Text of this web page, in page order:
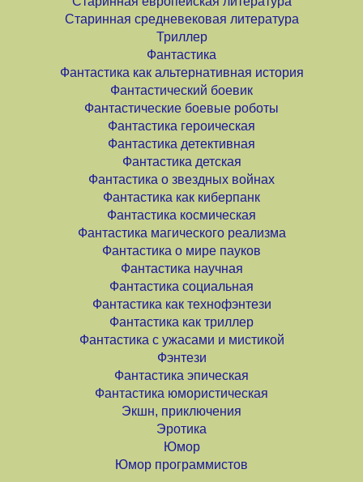
Старинная средневековая литература
Триллер
Фантастика
Фантастика как альтернативная история
Фантастический боевик
Фантастические боевые роботы
Фантастика героическая
Фантастика детективная
Фантастика детская
Фантастика о звездных войнах
Фантастика как киберпанк
Фантастика космическая
Фантастика магического реализма
Фантастика о мире пауков
Фантастика научная
Фантастика социальная
Фантастика как технофэнтези
Фантастика как триллер
Фантастика с ужасами и мистикой
Фэнтези
Фантастика эпическая
Фантастика юмористическая
Экшн, приключения
Эротика
Юмор
Юмор программистов